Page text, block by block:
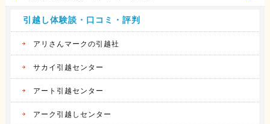
引越し体験談・口コミ・評判
アリさんマークの引越社
サカイ引越センター
アート引越センター
アーク引越しセンター